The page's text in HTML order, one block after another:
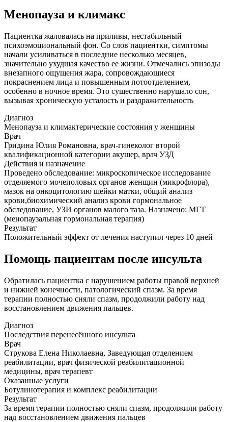
Менопауза и климакс
Пациентка жаловалась на приливы, нестабильный
психоэмоциональный фон. Со слов пациентки, симптомы
начали усиливаться в последние несколько месяцев,
значительно ухудшая качество ее жизни. Отмечались эпизоды
внезапного ощущения жара, сопровождающиеся
покраснением лица и повышенным потоотделением,
особенно в ночное время. Это существенно нарушало сон,
вызывая хроническую усталость и раздражительность
Диагноз
Менопауза и климактерические состояния у женщины
Врач
Гридина Юлия Романовна, врач-гинеколог второй
квалификационной категории акушер, врач УЗД
Действия и назначение
Проведено обследование: микроскопическое исследование
отделяемого мочеполовых органов женщин (микрофлора),
мазок на онкоцитологию шейки матки, общий анализ
крови,биохимический анализ крови гормональное
обследование, УЗИ органов малого таза. Назначено: МГТ
(менопаузальная гормональная терапия)
Результат
Положительный эффект от лечения наступил через 10 дней
Помощь пациентам после инсульта
Обратилась пациентка с нарушением работы правой верхней
и нижней конечности, патологический спазм. За время
терапии полностью сняли спазм, продолжили работу над
восстановлением движения пальцев.
Диагноз
Последствия перенесённого инсульта
Врач
Струкова Елена Николаевна, Заведующая отделением
реабилитации, врач физической реабилитационной
медицины, врач терапевт
Оказанные услуги
Ботулинотерапия и комплекс реабилитации
Результат
За время терапии полностью сняли спазм, продолжили работу
над восстановлением движения пальцев